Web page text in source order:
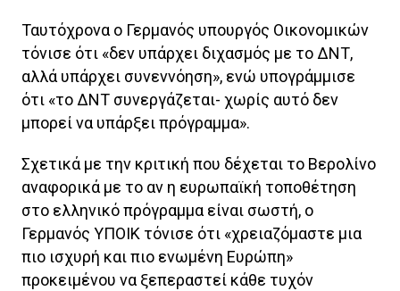
Ταυτόχρονα ο Γερμανός υπουργός Οικονομικών
τόνισε ότι «δεν υπάρχει διχασμός με το ΔΝΤ,
αλλά υπάρχει συνεννόηση», ενώ υπογράμμισε
ότι «το ΔΝΤ συνεργάζεται- χωρίς αυτό δεν
μπορεί να υπάρξει πρόγραμμα».
Σχετικά με την κριτική που δέχεται το Βερολίνο
αναφορικά με το αν η ευρωπαϊκή τοποθέτηση
στο ελληνικό πρόγραμμα είναι σωστή, ο
Γερμανός ΥΠΟΙΚ τόνισε ότι «χρειαζόμαστε μια
πιο ισχυρή και πιο ενωμένη Ευρώπη»
προκειμένου να ξεπεραστεί κάθε τυχόν